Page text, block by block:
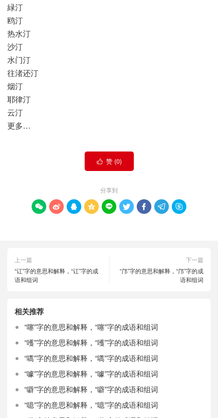
緑汀
鸥汀
热水汀
沙汀
水门汀
往渚还汀
烟汀
耶律汀
云汀
更多…
 赞 (0)
分享到
        
上一篇
“讧”字的意思和解释，“讧”字的成
语和组词
下一篇
“邝”字的意思和解释，“邝”字的成
语和组词
相关推荐
“噻”字的意思和解释，“噻”字的成语和组词
“嚄”字的意思和解释，“嚄”字的成语和组词
“嚆”字的意思和解释，“嚆”字的成语和组词
“噱”字的意思和解释，“噱”字的成语和组词
“噼”字的意思和解释，“噼”字的成语和组词
“噫”字的意思和解释，“噫”字的成语和组词